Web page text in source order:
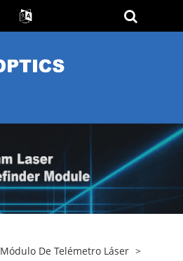
Módulo De Telémetro Láser >